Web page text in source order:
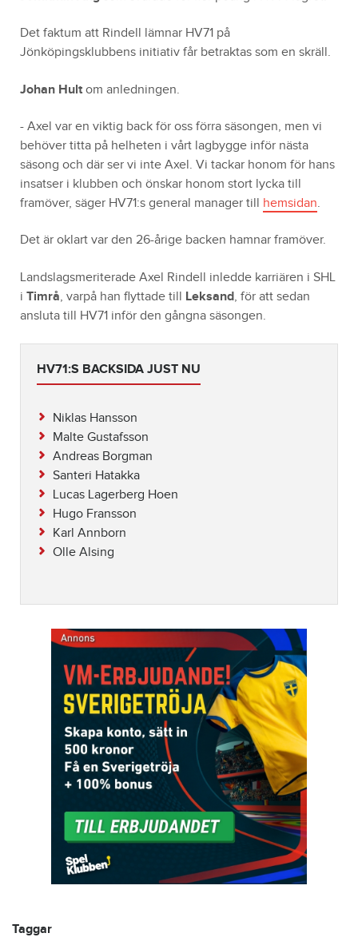
Det faktum att Rindell lämnar HV71 på
Jönköpingsklubbens initiativ får betraktas som en skräll.
Johan Hult om anledningen.
- Axel var en viktig back för oss förra säsongen, men vi
behöver titta på helheten i vårt lagbygge inför nästa
säsong och där ser vi inte Axel. Vi tackar honom för hans
insatser i klubben och önskar honom stort lycka till
framöver, säger HV71:s general manager till hemsidan.
Det är oklart var den 26-årige backen hamnar framöver.
Landslagsmeriterade Axel Rindell inledde karriären i SHL
i Timrå, varpå han flyttade till Leksand, för att sedan
ansluta till HV71 inför den gångna säsongen.
HV71:S BACKSIDA JUST NU
Niklas Hansson
Malte Gustafsson
Andreas Borgman
Santeri Hatakka
Lucas Lagerberg Hoen
Hugo Fransson
Karl Annborn
Olle Alsing
Taggar